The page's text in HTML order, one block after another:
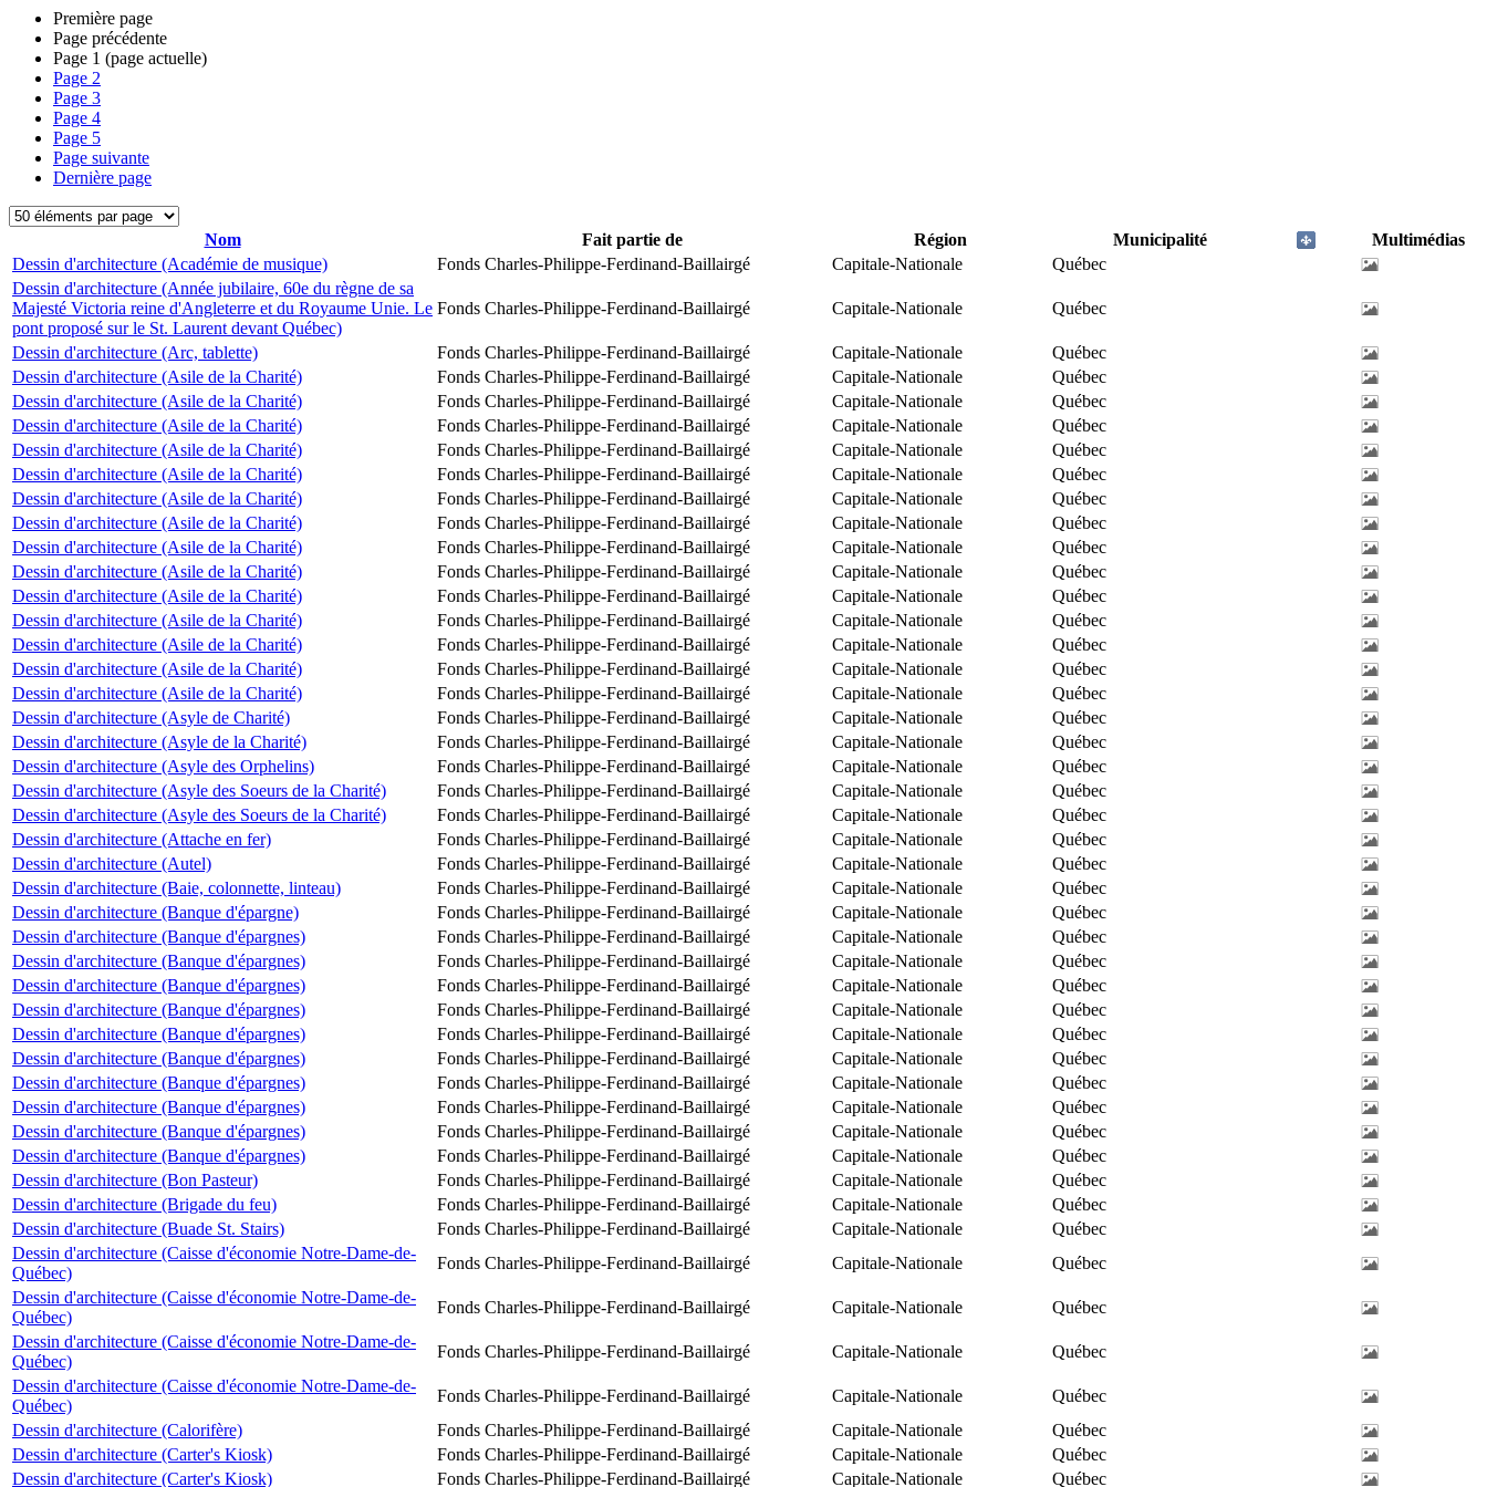
Première page
Page précédente
Page 1 (page actuelle)
Page 2
Page 3
Page 4
Page 5
Page suivante
Dernière page
Nom Fait partie de Région Municipalité
Multimédias
Dessin d'architecture (Académie de musique)
Fonds Charles-Philippe-Ferdinand-Baillairgé Capitale-Nationale
Québec
Dessin d'architecture (Année jubilaire, 60e du règne de sa
Majesté Victoria reine d'Angleterre et du Royaume Unie. Le
pont proposé sur le St. Laurent devant Québec)
Fonds Charles-Philippe-Ferdinand-Baillairgé Capitale-Nationale Québec
Dessin d'architecture (Arc, tablette) Fonds Charles-Philippe-Ferdinand-Baillairgé Capitale-Nationale
Québec
Dessin d'architecture (Asile de la Charité)
Fonds Charles-Philippe-Ferdinand-Baillairgé Capitale-Nationale
Québec
Dessin d'architecture (Asile de la Charité)
Fonds Charles-Philippe-Ferdinand-Baillairgé Capitale-Nationale
Québec
Dessin d'architecture (Asile de la Charité)
Fonds Charles-Philippe-Ferdinand-Baillairgé Capitale-Nationale
Québec
Dessin d'architecture (Asile de la Charité)
Fonds Charles-Philippe-Ferdinand-Baillairgé Capitale-Nationale
Québec
Dessin d'architecture (Asile de la Charité)
Fonds Charles-Philippe-Ferdinand-Baillairgé Capitale-Nationale
Québec
Dessin d'architecture (Asile de la Charité)
Fonds Charles-Philippe-Ferdinand-Baillairgé Capitale-Nationale
Québec
Dessin d'architecture (Asile de la Charité)
Fonds Charles-Philippe-Ferdinand-Baillairgé Capitale-Nationale
Québec
Dessin d'architecture (Asile de la Charité)
Fonds Charles-Philippe-Ferdinand-Baillairgé Capitale-Nationale
Québec
Dessin d'architecture (Asile de la Charité)
Fonds Charles-Philippe-Ferdinand-Baillairgé Capitale-Nationale
Québec
Dessin d'architecture (Asile de la Charité)
Fonds Charles-Philippe-Ferdinand-Baillairgé Capitale-Nationale
Québec
Dessin d'architecture (Asile de la Charité)
Fonds Charles-Philippe-Ferdinand-Baillairgé Capitale-Nationale
Québec
Dessin d'architecture (Asile de la Charité)
Fonds Charles-Philippe-Ferdinand-Baillairgé Capitale-Nationale
Québec
Dessin d'architecture (Asile de la Charité)
Fonds Charles-Philippe-Ferdinand-Baillairgé Capitale-Nationale
Québec
Dessin d'architecture (Asile de la Charité)
Fonds Charles-Philippe-Ferdinand-Baillairgé Capitale-Nationale
Québec
Dessin d'architecture (Asyle de Charité)
Fonds Charles-Philippe-Ferdinand-Baillairgé Capitale-Nationale
Québec
Dessin d'architecture (Asyle de la Charité)
Fonds Charles-Philippe-Ferdinand-Baillairgé Capitale-Nationale
Québec
Dessin d'architecture (Asyle des Orphelins)
Fonds Charles-Philippe-Ferdinand-Baillairgé Capitale-Nationale
Québec
Dessin d'architecture (Asyle des Soeurs de la Charité)
Fonds Charles-Philippe-Ferdinand-Baillairgé Capitale-Nationale
Québec
Dessin d'architecture (Asyle des Soeurs de la Charité)
Fonds Charles-Philippe-Ferdinand-Baillairgé Capitale-Nationale
Québec
Dessin d'architecture (Attache en fer)
Fonds Charles-Philippe-Ferdinand-Baillairgé Capitale-Nationale
Québec
Dessin d'architecture (Autel)
Fonds Charles-Philippe-Ferdinand-Baillairgé Capitale-Nationale
Québec
Dessin d'architecture (Baie, colonnette, linteau)
Fonds Charles-Philippe-Ferdinand-Baillairgé Capitale-Nationale
Québec
Dessin d'architecture (Banque d'épargne)
Fonds Charles-Philippe-Ferdinand-Baillairgé Capitale-Nationale
Québec
Dessin d'architecture (Banque d'épargnes)
Fonds Charles-Philippe-Ferdinand-Baillairgé Capitale-Nationale
Québec
Dessin d'architecture (Banque d'épargnes)
Fonds Charles-Philippe-Ferdinand-Baillairgé Capitale-Nationale
Québec
Dessin d'architecture (Banque d'épargnes)
Fonds Charles-Philippe-Ferdinand-Baillairgé Capitale-Nationale
Québec
Dessin d'architecture (Banque d'épargnes)
Fonds Charles-Philippe-Ferdinand-Baillairgé Capitale-Nationale
Québec
Dessin d'architecture (Banque d'épargnes)
Fonds Charles-Philippe-Ferdinand-Baillairgé Capitale-Nationale
Québec
Dessin d'architecture (Banque d'épargnes)
Fonds Charles-Philippe-Ferdinand-Baillairgé Capitale-Nationale
Québec
Dessin d'architecture (Banque d'épargnes)
Fonds Charles-Philippe-Ferdinand-Baillairgé Capitale-Nationale
Québec
Dessin d'architecture (Banque d'épargnes)
Fonds Charles-Philippe-Ferdinand-Baillairgé Capitale-Nationale
Québec
Dessin d'architecture (Banque d'épargnes)
Fonds Charles-Philippe-Ferdinand-Baillairgé Capitale-Nationale
Québec
Dessin d'architecture (Banque d'épargnes)
Fonds Charles-Philippe-Ferdinand-Baillairgé Capitale-Nationale
Québec
Dessin d'architecture (Bon Pasteur)
Fonds Charles-Philippe-Ferdinand-Baillairgé Capitale-Nationale
Québec
Dessin d'architecture (Brigade du feu)
Fonds Charles-Philippe-Ferdinand-Baillairgé Capitale-Nationale
Québec
Dessin d'architecture (Buade St. Stairs)
Fonds Charles-Philippe-Ferdinand-Baillairgé Capitale-Nationale
Québec
Dessin d'architecture (Caisse d'économie Notre-Dame-de-
Québec)
Fonds Charles-Philippe-Ferdinand-Baillairgé Capitale-Nationale
Québec
Dessin d'architecture (Caisse d'économie Notre-Dame-de-
Québec)
Fonds Charles-Philippe-Ferdinand-Baillairgé Capitale-Nationale
Québec
Dessin d'architecture (Caisse d'économie Notre-Dame-de-
Québec)
Fonds Charles-Philippe-Ferdinand-Baillairgé Capitale-Nationale
Québec
Dessin d'architecture (Caisse d'économie Notre-Dame-de-
Québec)
Fonds Charles-Philippe-Ferdinand-Baillairgé Capitale-Nationale
Québec
Dessin d'architecture (Calorifère)
Fonds Charles-Philippe-Ferdinand-Baillairgé Capitale-Nationale
Québec
Dessin d'architecture (Carter's Kiosk)
Fonds Charles-Philippe-Ferdinand-Baillairgé Capitale-Nationale
Québec
Dessin d'architecture (Carter's Kiosk)
Fonds Charles-Philippe-Ferdinand-Baillairgé Capitale-Nationale Québec